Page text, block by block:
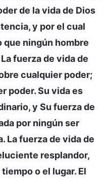
de la vida de Dios
y por el cual
que ningún hombre
fuerza de vida de
cualquier poder;
poder. Su vida es
y Su fuerza de
por ningún ser
La fuerza de vida de
resplandor,
o el lugar. El